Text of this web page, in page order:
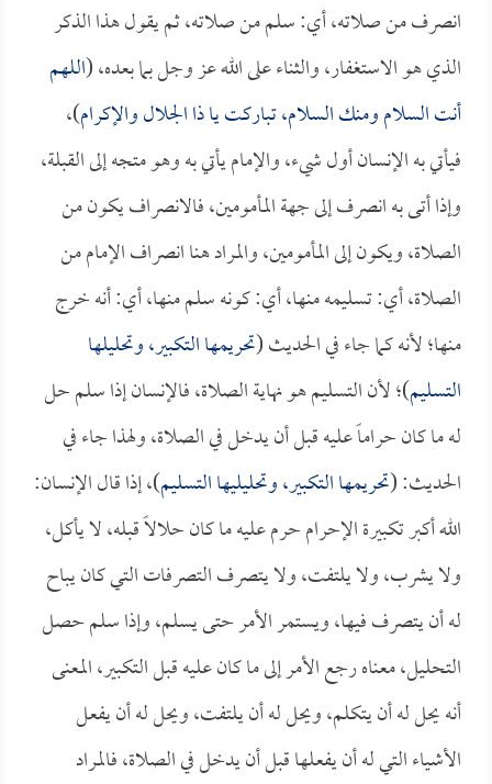
انصرف من صلاته، أي: سلم من صلاته، ثم يقول هذا الذكر
الذي هو الاستغفار، والثناء على الله عز وجل بما بعده، (اللهم
أنت السلام ومنك السلام، تباركت يا ذا الجلال والإكرام)،
فيأتي به الإنسان أول شيء، والإمام يأتي به وهو متجه إلى القبلة،
وإذا أتى به انصرف إلى جهة المأمومين، فالانصراف يكون من
الصلاة، ويكون إلى المأمومين، والمراد هنا انصراف الإمام من
الصلاة، أي: تسليمه منها، أي: كونه سلم منها، أي: أنه خرج
منها؛ لأنه كما جاء في الحديث (تحريمها التكبير، وتحليلها
التسليم)؛ لأن التسليم هو نهاية الصلاة، فالإنسان إذا سلم حل
له ما كان حراماً عليه قبل أن يدخل في الصلاة، ولهذا جاء في
الحديث: (تحريمها التكبير، وتحليليها التسليم)، إذا قال الإنسان:
الله أكبر تكبيرة الإحرام حرم عليه ما كان حلالاً قبله، لا يأكل،
ولا يشرب، ولا يلتفت، ولا يتصرف التصرفات التي كان يباح
له أن يتصرف فيها، ويستمر الأمر حتى يسلم، وإذا سلم حصل
التحليل، معناه رجع الأمر إلى ما كان عليه قبل التكبير، المعنى
أنه يحل له أن يتكلم، ويحل له أن يلتفت، ويحل له أن يفعل
الأشياء التي له أن يفعلها قبل أن يدخل في الصلاة، فالمراد